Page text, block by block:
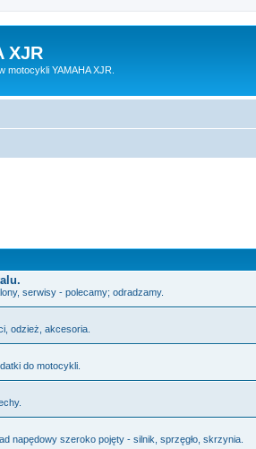
XJR
motocykli YAMAHA XJR.
serwisy - polecamy; odradzamy.
odzież, akcesoria.
do motocykli.
napędowy szeroko pojęty - silnik, sprzęgło, skrzynia.